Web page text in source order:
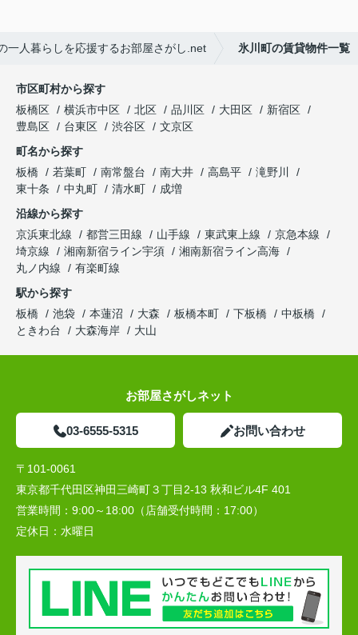
一人暮らしを応援するお部屋さがし.net 氷川町の賃貸物件一覧
市区町村から探す
板橋区
横浜市中区 北区 品川区 大田区
新宿区
豊島区
台東区 渋谷区
文京区
町名から探す
板橋
若葉町 南常盤台 南大井 高島平
滝野川
東十条
中丸町 清水町
成増
沿線から探す
京浜東北線
都営三田線 山手線 東武東上線
京急本線
埼京線
湘南新宿ライン宇須
湘南新宿ライン高海
丸ノ内線
有楽町線
駅から探す
板橋
池袋 本蓮沼 大森 板橋本町 下板橋
中板橋
ときわ台
大森海岸 大山
お部屋さがしネット
03-6555-5315 お問い合わせ
〒101-0061
東京都千代田区神田三崎町３丁目2-13 秋和ビル4F 401
営業時間： 9:00～18:00（店舗受付時間：17:00）
定休日： 水曜日